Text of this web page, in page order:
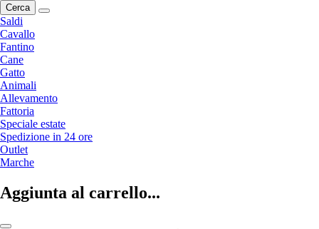
Cerca
Saldi
Cavallo
Fantino
Cane
Gatto
Animali
Allevamento
Fattoria
Speciale estate
Spedizione in 24 ore
Outlet
Marche
Aggiunta al carrello...